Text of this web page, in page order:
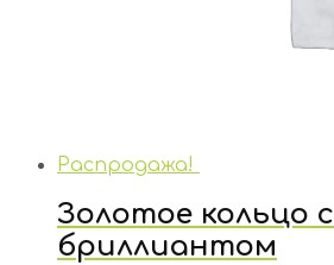
Распродажа!
Золотое кольцо с
бриллиантом